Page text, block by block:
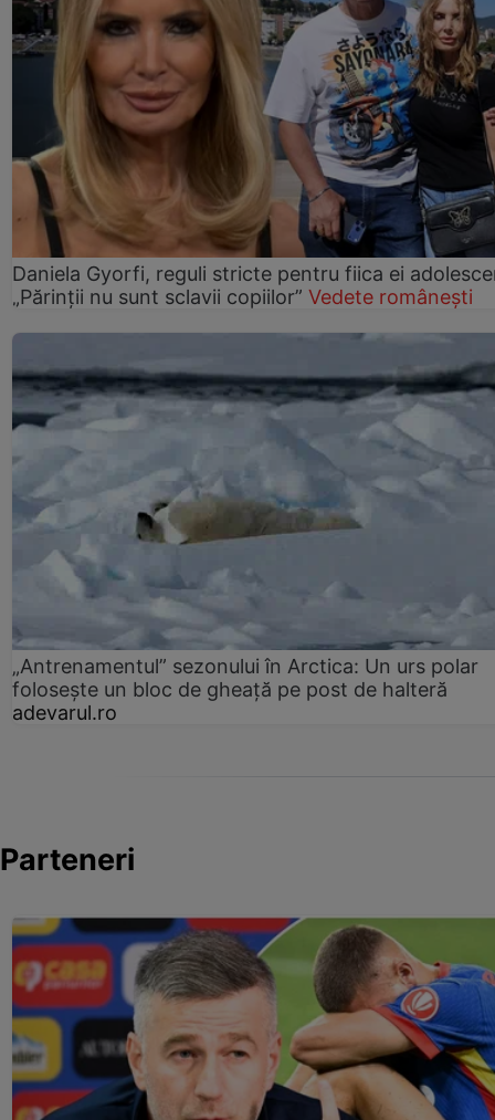
Daniela Gyorfi, reguli stricte pentru fiica ei
„Părinții nu sunt sclavii copiilor” Vedete românești
„Antrenamentul” sezonului în Arctica: Un urs polar
folosește un bloc de gheață pe post de halteră
adevarul.ro
Parteneri